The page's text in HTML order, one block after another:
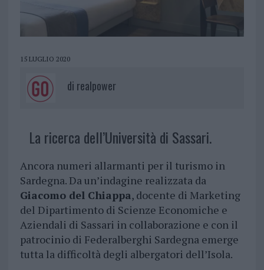
15 LUGLIO 2020
di realpower
La ricerca dell’Università di Sassari.
Ancora numeri allarmanti per il turismo in
Sardegna. Da un’indagine realizzata da
Giacomo del Chiappa, docente di Marketing
del Dipartimento di Scienze Economiche e
Aziendali di Sassari in collaborazione e con il
patrocinio di Federalberghi Sardegna emerge
tutta la difficoltà degli albergatori dell’Isola.